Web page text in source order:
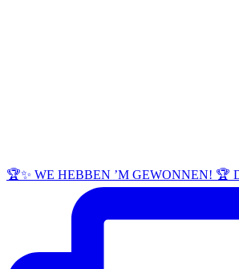
🏆✨ WE HEBBEN ’M GEWONNEN! 🏆